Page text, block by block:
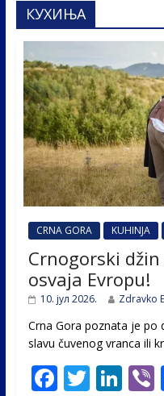
КУХИЊА
CRNA GORA KUHINJA
Crnogorski džin
osvaja Evropu!
10. јул 2026. Zdravko
Crna Gora poznata je po
slavu čuvenog vranca ili
F T Li